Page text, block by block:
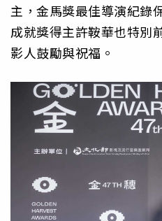
主，金馬獎最佳導演紀錄
成就獎得主許鞍華也特別
影人鼓勵與祝福。